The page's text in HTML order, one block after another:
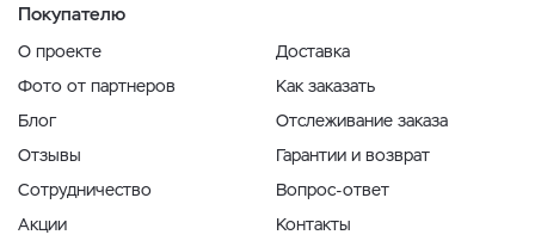
Покупателю
О проекте
Фото от партнеров
Блог
Отзывы
Сотрудничество
Акции
Доставка
Как заказать
Отслеживание заказа
Гарантии и возврат
Вопрос-ответ
Контакты